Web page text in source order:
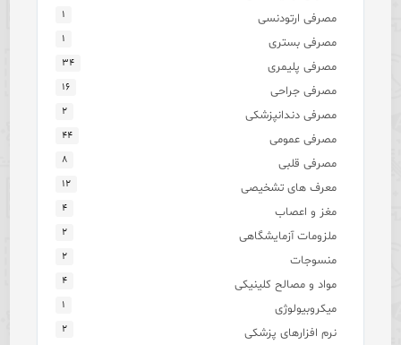
مصرفی ارتودنسی ۱
مصرفی بستری ۱
مصرفی پلیمری ۳۴
مصرفی جراحی ۱۶
مصرفی دندانپزشکی ۲
مصرفی عمومی ۴۴
مصرفی قلبی ۸
معرف های تشخیصی ۱۲
مغز و اعصاب ۴
ملزومات آزمایشگاهی ۲
منسوجات ۲
مواد و مصالح کلینیکی ۴
میکروبیولوژی ۱
نرم افزارهای پزشکی ۲